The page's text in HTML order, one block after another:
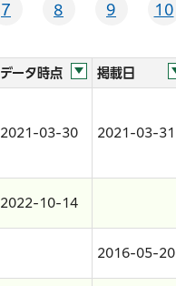
7 8 9 10
データ時点 掲載日
2021-03-30 2021-03-31
2022-10-14
2016-05-20